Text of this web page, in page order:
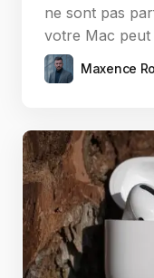
ne sont pas
votre Mac
Maxence